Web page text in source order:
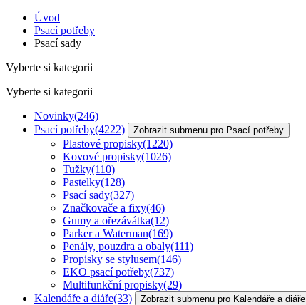
Úvod
Psací potřeby
Psací sady
Vyberte si kategorii
Vyberte si kategorii
Novinky(246)
Psací potřeby(4222) Zobrazit submenu pro Psací potřeby
Plastové propisky(1220)
Kovové propisky(1026)
Tužky(110)
Pastelky(128)
Psací sady(327)
Značkovače a fixy(46)
Gumy a ořezávátka(12)
Parker a Waterman(169)
Penály, pouzdra a obaly(111)
Propisky se stylusem(146)
EKO psací potřeby(737)
Multifunkční propisky(29)
Kalendáře a diáře(33) Zobrazit submenu pro Kalendáře a diáře